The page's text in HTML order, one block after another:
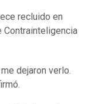
recluido en
Contrainteligencia
dejaron verlo.